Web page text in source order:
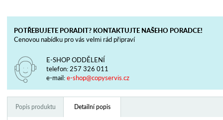
POTŘEBUJETE PORADIT? KONTAKTUJTE NAŠEHO PORADCE!
Cenovou nabídku pro vás velmi rád připraví
E-SHOP ODDĚLENÍ
telefon: 257 326 011
e-mail:e-shop@copyservis.cz
Popis produktu Detailní popis